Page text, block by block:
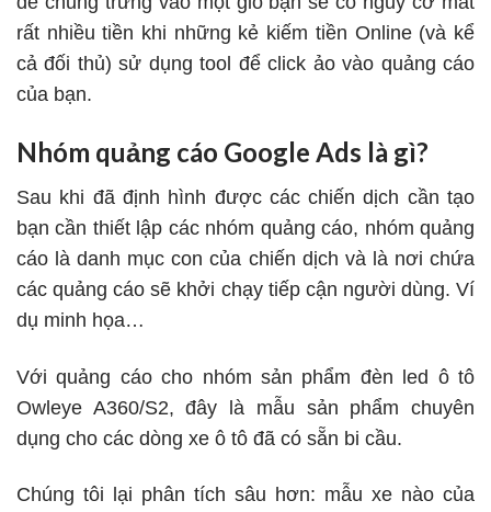
rất nhiều tiền khi những kẻ kiếm tiền Online (và kể
cả đối thủ) sử dụng tool để click ảo vào quảng cáo
của bạn.
Nhóm quảng cáo Google Ads là gì?
Sau khi đã định hình được các chiến dịch cần tạo
bạn cần thiết lập các nhóm quảng cáo, nhóm quảng
cáo là danh mục con của chiến dịch và là nơi chứa
các quảng cáo sẽ khởi chạy tiếp cận người dùng. Ví
dụ minh họa…
Với quảng cáo cho nhóm sản phẩm đèn led ô tô
Owleye A360/S2, đây là mẫu sản phẩm chuyên
dụng cho các dòng xe ô tô đã có sẵn bi cầu.
Chúng tôi lại phân tích sâu hơn: mẫu xe nào của